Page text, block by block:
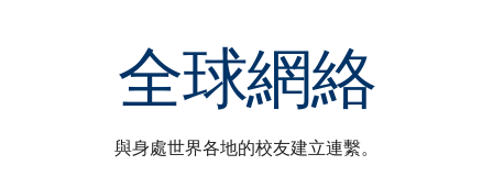
全球網絡
與身處世界各地的校友建立連繫。